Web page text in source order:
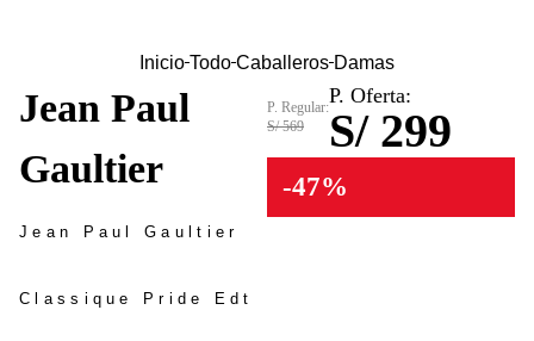
Inicio Todo Caballeros Damas
Jean Paul
Gaultier
Jean Paul Gaultier
Classique Pride Edt
P. Regular:
S/ 569
P. Oferta:
S/ 299
-47%